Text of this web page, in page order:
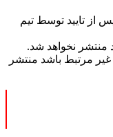
از تایید توسط تیم
منتشر نخواهد شد.
غیر مرتبط باشد منتشر